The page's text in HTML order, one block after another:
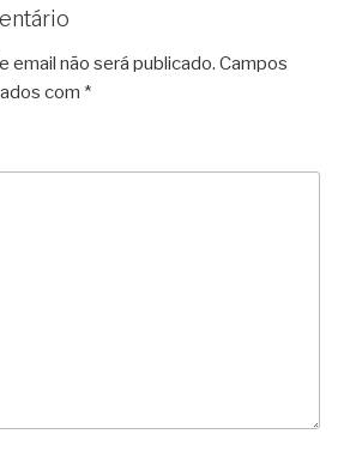
email não será publicado. Campos
com *